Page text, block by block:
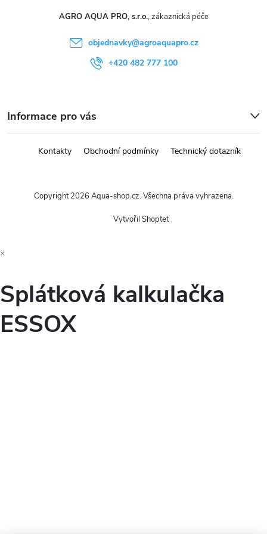
AGRO AQUA PRO, s.r.o.
objednavky@agroaquapro.cz
+420 482 777 100
Informace pro vás
Kontakty Obchodní podmínky Technický dotazník
Vytvořil Shoptet
Copyright 2026 Aqua-shop.cz. Všechna práva vyhrazena.
×
Splátková kalkulačka
ESSOX